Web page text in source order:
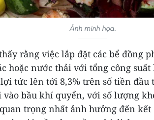
Ảnh minh họa.
rằng việc lắp đặt các bể đồng
hoặc nước thải với tổng công
tức lên tới 8,3% trên số tiền
vào bầu khí quyển, với số lượng
trọng nhất ảnh hưởng đến